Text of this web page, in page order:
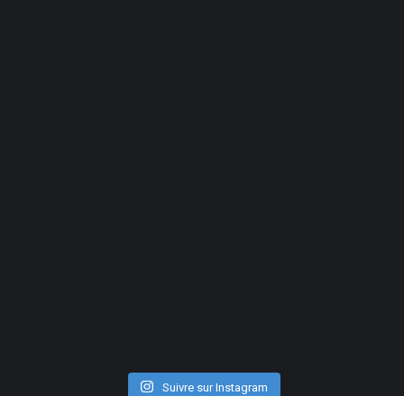
Suivre sur Instagram